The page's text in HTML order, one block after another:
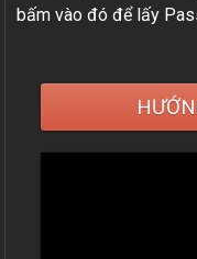
bấm vào đó để lấy